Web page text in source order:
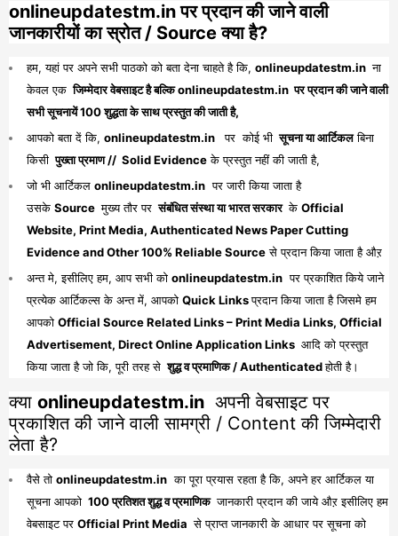
onlineupdatestm.in पर प्रदान की जाने वाली
जानकारीयों का स्रोत / Source क्या है?
हम, यहां पर अपने सभी पाठको को बता देना चाहते है कि, onlineupdatestm.in ना
केवल एक जिम्मेदार वेबसाइट है बल्कि onlineupdatestm.in पर प्रदान की जाने वाली
सभी सूचनायें 100 शुद्धता के साथ प्रस्तुत की जाती है,
आपको बता दें कि, onlineupdatestm.in पर कोई भी सूचना या आर्टिकलबिना
किसी पुख्ता प्रमाण // Solid Evidenceके प्रस्तुत नहीं की जाती है,
जो भी आर्टिकल onlineupdatestm.in पर जारी किया जाता है
उसके Source मुख्य तौर पर संबंधित संस्था या भारत सरकार के Official
Website, Print Media, Authenticated News Paper Cutting
Evidence and Other 100% Reliable Sourceसे प्रदान किया जाता है औऱ
अन्त मे, इसीलिए हम, आप सभी को onlineupdatestm.in पर प्रकाशित किये जाने
प्रत्येक आर्टिकल्स के अन्त में, आपको Quick Linksप्रदान किया जाता है जिसमे हम
आपको Official Source Related Links – Print Media Links, Official
Advertisement, Direct Online Application Links आदि को प्रस्तुत
किया जाता है जो कि, पूरी तरह से शुद्ध व प्रमाणिक / Authenticatedहोती है।
क्या onlineupdatestm.in अपनी वेबसाइट पर
प्रकाशित की जाने वाली सामग्री / Content की जिम्मेदारी
लेता है?
वैसे तो onlineupdatestm.in का पूरा प्रयास रहता है कि, अपने हर आर्टिकल या
सूचना आपको 100 प्रतिशत शुद्ध व प्रमाणिक जानकारी प्रदान की जाये औऱ इसीलिए हम
वेबसाइट पर Official Print Media से प्राप्त जानकारी के आधार पर सूचना को